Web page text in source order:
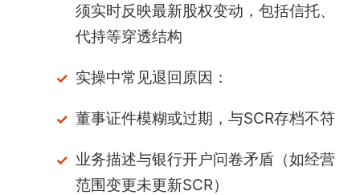
须实时反映最新股权变动，包括信托、
代持等穿透结构
实操中常见退回原因：
董事证件模糊或过期，与SCR存档不符
业务描述与银行开户问卷矛盾（如经营
范围变更未更新SCR）